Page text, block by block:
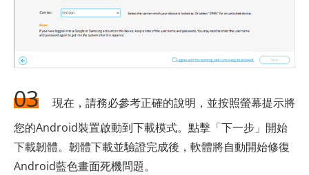
03
現在，請務必參考正確的說明，並按照螢幕提示將
您的Android裝置啟動到下載模式。點擊「下一步」開始
下載韌體。韌體下載並驗證完成後，軟體將自動開始修復
Android藍色畫面死機問題。